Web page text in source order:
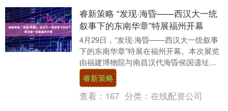
睿新策略 “发现·海昏——西汉大一统
叙事下的东南华章”特展福州开幕
4月29日，“发现·海昏——西汉大一统叙事
下的东南华章”特展在福州开幕。本次展览
由福建博物院与南昌汉代海昏侯国遗址博
物馆联合主办，是海昏侯考古成果首次在
福建全景....
睿新策略
查看： 167 分类： 在线配资公司